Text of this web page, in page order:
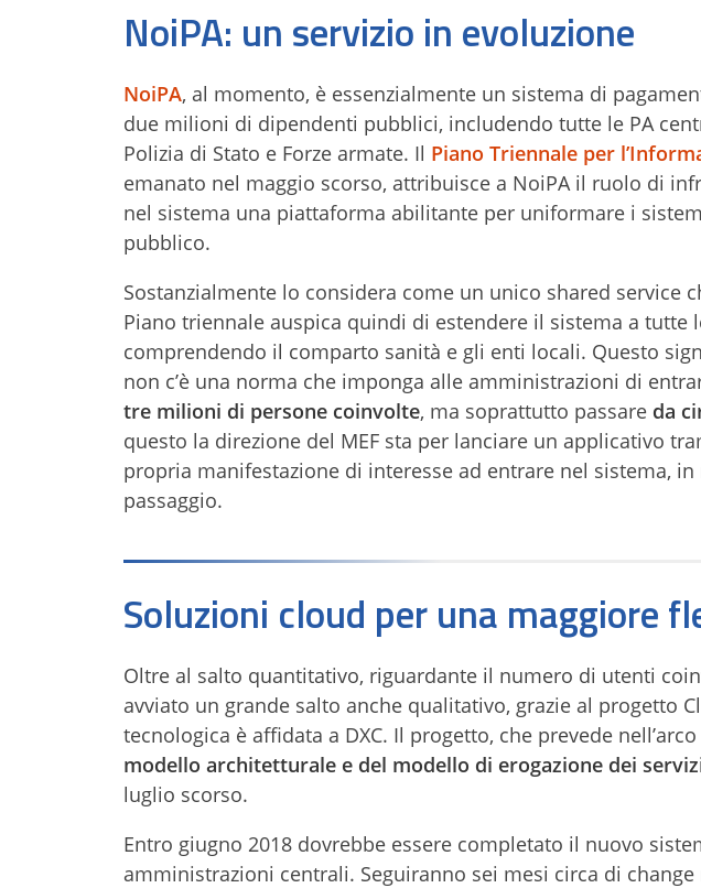
NoiPA: un servizio in evoluzione
NoiPA, al momento, è essenzialmente un sistema di
due milioni di dipendenti pubblici, includendo tutte le PA
Polizia di Stato e Forze armate. Il Piano Triennale per
emanato nel maggio scorso, attribuisce a NoiPA il ruolo di
nel sistema una piattaforma abilitante per uniformare i
pubblico.
Sostanzialmente lo considera come un unico shared service
Piano triennale auspica quindi di estendere il sistema a tutte
comprendendo il comparto sanità e gli enti locali. Questo
non c’è una norma che imponga alle amministrazioni di
tre milioni di persone coinvolte, ma soprattutto passare da
questo la direzione del MEF sta per lanciare un applicativo
propria manifestazione di interesse ad entrare nel sistema,
passaggio.
Soluzioni cloud per una maggiore
Oltre al salto quantitativo, riguardante il numero di utenti
avviato un grande salto anche qualitativo, grazie al progetto
tecnologica è affidata a DXC. Il progetto, che prevede
modello architetturale e del modello di erogazione dei
luglio scorso.
Entro giugno 2018 dovrebbe essere completato il nuovo
amministrazioni centrali. Seguiranno sei mesi circa di